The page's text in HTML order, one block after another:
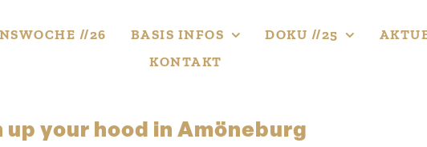
//26 BASIS INFOS DOKU //25
KONTAKT
up your hood in Amöneburg